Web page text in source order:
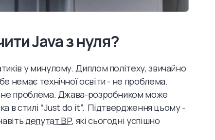
Java з нуля?
у минулому. Диплом політеху, звичайно
немає технічної освіти - не проблема.
не проблема. Джава-розробником може
в стилі “Just do it”. Підтвердження цьому -
депутат ВР, які сьогодні успішно